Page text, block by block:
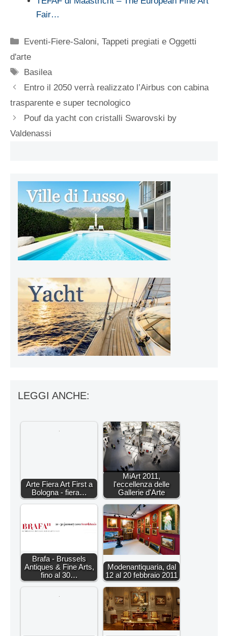
Fair…
Categorie
Eventi-Fiere-Saloni,Tappeti pregiati e Oggetti
d'arte
Tag
Basilea
Entro il 2050 verrà realizzato l’Airbus con cabina
trasparente e super tecnologico
Pouf da yacht con cristalli Swarovski by
Valdenassi
LEGGI ANCHE:
Arte Fiera Art First a
Bologna - fiera…
MiArt 2011,
l'eccellenza delle
Gallerie d'Arte
Brafa - Brussels
Antiques & Fine Arts,
fino al 30…
Modenantiquaria, dal
12 al 20 febbraio 2011